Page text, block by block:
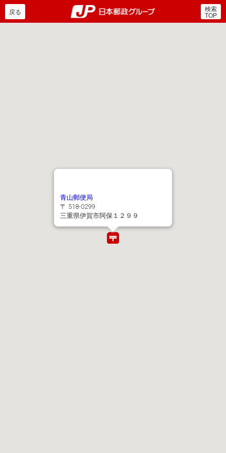
郵便局・日本郵政グルー
戻る 検索
TOP
青山郵便局
〒 518-0299
三重県伊賀市阿保１２９９